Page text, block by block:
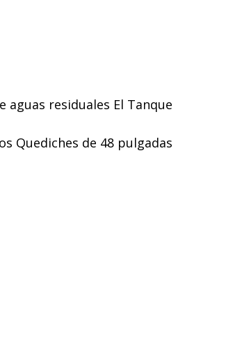
residuales El Tanque
Quediches de 48 pulgadas